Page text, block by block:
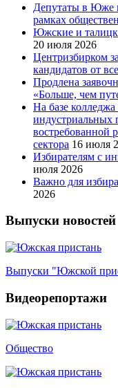
Депутаты в Юже
рамках
Южские и
20 июля 2026
Центризбирком
кандидатов от
Продлена
«Больше, чем
На базе
индустриальных
востребованной
сектора 16 июля
Избирателям с
июля 2026
Важно для
2026
Выпуски новостей
Выпуски "Южской
Видеорепортажи
Общество